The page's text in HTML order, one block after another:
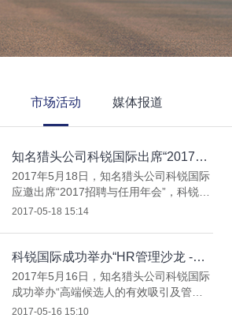
市场活动 媒体报道
知名猎头公司科锐国际出席“2017招
聘与任用年会”
2017年5月18日，知名猎头公司科锐国际
应邀出席“2017招聘与任用年会”，科锐国
际猎头公司高级业务总监史烜女士进行
进行资料展示，猎头与汇聘业务线同事在
现场与参会嘉宾进行互动交流。
2017-05-18 15:14
科锐国际成功举办“HR管理沙龙 -高
端候选人的有效吸引及管理深圳站”
2017年5月16日，知名猎头公司科锐国际
成功举办“高端候选人的有效吸引及管理
深圳站”，科锐国际猎头公司客户管理总
2017-05-16 15:10